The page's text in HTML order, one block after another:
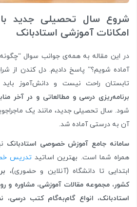
شروع سال تحصیلی جدید
امکانات آموزشی استادبانک
در این مقاله به همه‌ی‌ جوانب سوال
آماده شویم؟” پاسخ دادیم. دل کندن از
تابستان راحت نیست و دانش‌آموز باید
برنامه‌ریزی درسی و مطالعاتی و در آخر
شود. سال تحصیلی جدید، مانند یک
آن به درستی آماده شد.
سامانه جامع آموزش خصوصی استادبانک
همراه شما است. بهترین اساتیدتدریس
ابتدایی تا دانشگاه (آنلاین و حضوری)،
کشور، مجموعه مقالات آموزشی، مشاوره و
استادبانک، انواع گام‌به‌گام کتب درسی،